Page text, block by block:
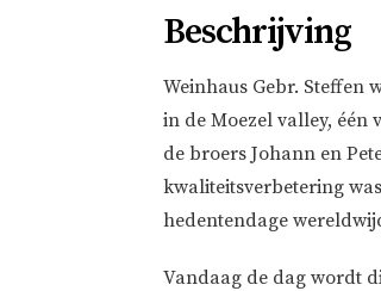
Beschrijving
Weinhaus Gebr. Steffen
in de Moezel valley, één
de broers Johann en
kwaliteitsverbetering
hedentendage
Vandaag de dag wordt